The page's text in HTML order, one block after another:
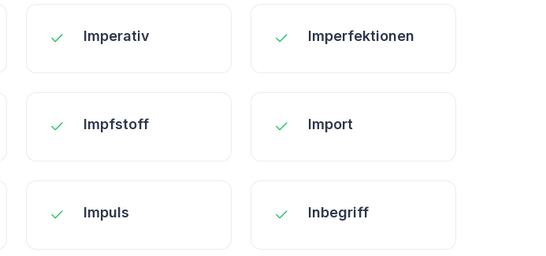
Imperativ Imperfektionen
Impfstoff Import
Impuls Inbegriff